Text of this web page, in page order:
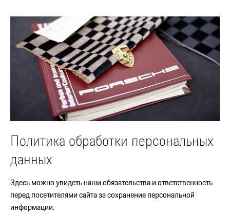
Политика обработки персональных
данных
Здесь можно увидеть наши обязательства и ответственность
перед посетителями сайта за сохранение персональной
информации.